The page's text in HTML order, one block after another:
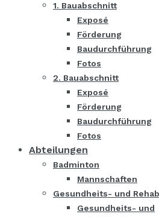
1. Bauabschnitt
Exposé
Förderung
Baudurchführung
Fotos
2. Bauabschnitt
Exposé
Förderung
Baudurchführung
Fotos
Abteilungen
Badminton
Mannschaften
Gesundheits- und
Gesundheits- und